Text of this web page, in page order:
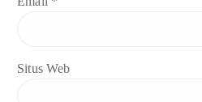
Situs Web